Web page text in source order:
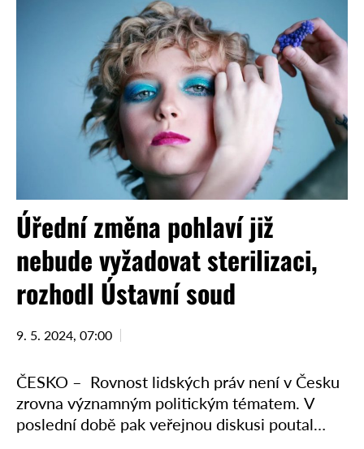
Úřední změna pohlaví již
nebude vyžadovat sterilizaci,
rozhodl Ústavní soud
9. 5. 2024, 07:00
ČESKO – Rovnost lidských práv není v Česku
zrovna významným politickým tématem. V
poslední době pak veřejnou diskusi poutal